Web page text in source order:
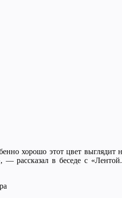
хорошо этот цвет выглядит
рассказал в беседе с